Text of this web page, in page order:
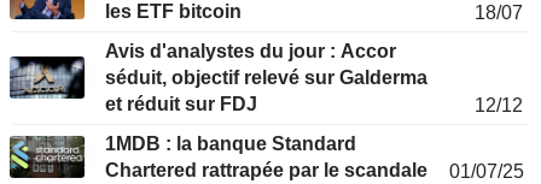
les ETF bitcoin
18/07
Avis d'analystes du jour : Accor
séduit, objectif relevé sur Galderma
et réduit sur FDJ
12/12
1MDB : la banque Standard
Chartered rattrapée par le scandale
01/07/25